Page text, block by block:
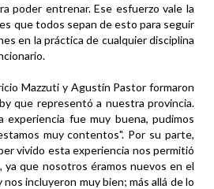
poder entrenar. Ese esfuerzo vale la
que todos sepan de esto para seguir
en la práctica de cualquier disciplina
Mazzuti y Agustín Pastor formaron
que representó a nuestra provincia.
experiencia fue muy buena, pudimos
muy contentos". Por su parte,
vivido esta experiencia nos permitió
ya que nosotros éramos nuevos en el
incluyeron muy bien; más allá de lo